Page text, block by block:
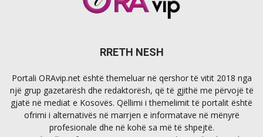
RRETH NESH
Portali ORAvip.net është themeluar në qershor të vitit 2018 nga
një grup gazetarësh dhe redaktorësh, që të gjithë me përvojë të
gjatë në mediat e Kosovës. Qëllimi i themelimit të portalit është
ofrimi i alternativës në marrjen e informatave në mënyrë
profesionale dhe në kohë sa më të shpejtë.